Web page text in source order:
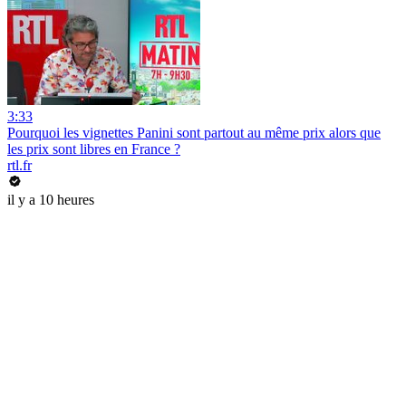
3:33
Pourquoi les vignettes Panini sont partout au même prix alors que
les prix sont libres en France ?
rtl.fr
il y a 10 heures